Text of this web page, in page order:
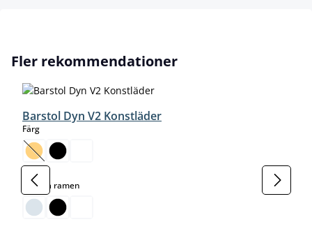
Hoppa över produktgalleri
Fler rekommendationer
Barstol Dyn V2 Konstläder
Färgselect
(Det här alternativet är för närvarande inte tillgängligt.)
Färg på ramen